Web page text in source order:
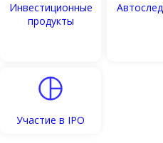
Инвестиционные
продукты
Участие в IPO